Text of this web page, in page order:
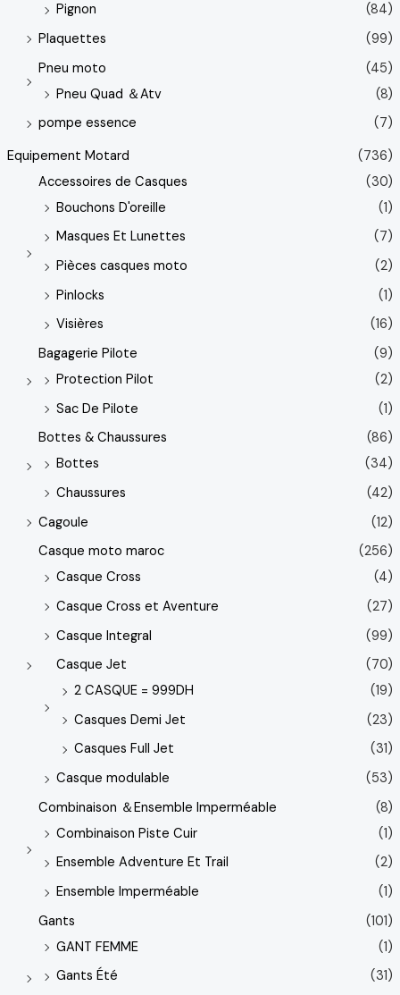
Pignon
(84)
Plaquettes
(99)
Pneu moto
(45)
Pneu Quad ＆Atv
(8)
pompe essence
(7)
Equipement Motard
(736)
Accessoires de Casques
(30)
Bouchons D'oreille
(1)
Masques Et Lunettes
(7)
Pièces casques moto
(2)
Pinlocks
(1)
Visières
(16)
Bagagerie Pilote
(9)
Protection Pilot
(2)
Sac De Pilote
(1)
Bottes & Chaussures
(86)
Bottes
(34)
Chaussures
(42)
Cagoule
(12)
Casque moto maroc
(256)
Casque Cross
(4)
Casque Cross et Aventure
(27)
Casque Integral
(99)
Casque Jet
(70)
2 CASQUE = 999DH
(19)
Casques Demi Jet
(23)
Casques Full Jet
(31)
Casque modulable
(53)
Combinaison ＆Ensemble Imperméable
(8)
Combinaison Piste Cuir
(1)
Ensemble Adventure Et Trail
(2)
Ensemble Imperméable
(1)
Gants
(101)
GANT FEMME
(1)
Gants Été
(31)